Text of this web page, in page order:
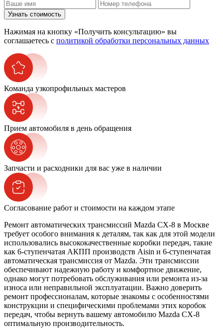
Узнать стоимость
Нажимая на кнопку «Получить консультацию» вы
соглашаетесь с политикой обработки персональных данных
Команда узкопрофильных мастеров
Прием автомобиля в день обращения
Запчасти и расходники для вас уже в наличии
Согласование работ и стоимости на каждом этапе
Ремонт автоматических трансмиссий Mazda CX-8 в Москве
требует особого внимания к деталям, так как для этой модели
использовались высококачественные коробки передач, такие
как 6-ступенчатая АКПП производств Aisin и 6-ступенчатая
автоматическая трансмиссия от Mazda. Эти трансмиссии
обеспечивают надежную работу и комфортное движение,
однако могут потребовать обслуживания или ремонта из-за
износа или неправильной эксплуатации. Важно доверить
ремонт профессионалам, которые знакомы с особенностями
конструкции и специфическими проблемами этих коробок
передач, чтобы вернуть вашему автомобилю Mazda CX-8
оптимальную производительность.